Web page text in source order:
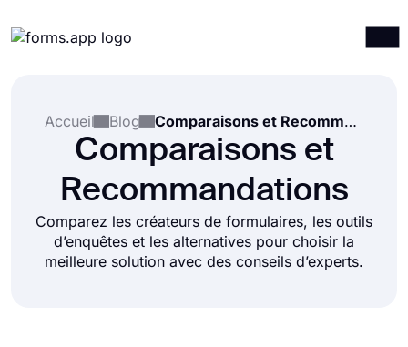
Intégrations
Modèles
Ressources
Tarification
Accueil
Blog Comparaisons et Recommandations
Comparaisons et
Recommandations
Comparez les créateurs de formulaires, les outils
d’enquêtes et les alternatives pour choisir la
meilleure solution avec des conseils d’experts.